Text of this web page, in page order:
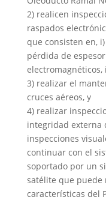
2) realicen
raspados
que consisten en,
pérdida de
3) realizar el
cruces aéreos, y
4) realizar
integridad externa
inspecciones
continuar con el
soportado por un
satélite que puede
características del